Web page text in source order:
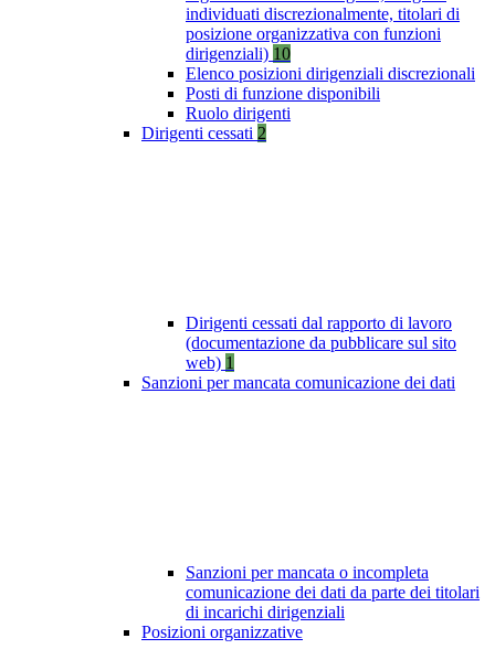
individuati discrezionalmente, titolari di
posizione organizzativa con funzioni
dirigenziali) 10
Elenco posizioni dirigenziali discrezionali
Posti di funzione disponibili
Ruolo dirigenti
Dirigenti cessati 2
Dirigenti cessati dal rapporto di lavoro
(documentazione da pubblicare sul sito
web) 1
Sanzioni per mancata comunicazione dei dati
Sanzioni per mancata o incompleta
comunicazione dei dati da parte dei titolari
di incarichi dirigenziali
Posizioni organizzative